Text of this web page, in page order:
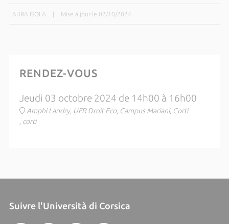
LAURA ISOLA Mise à jour le 02/10/2024
RENDEZ-VOUS
Jeudi 03 octobre 2024 de 14h00 à 16h00
Amphi Landry, UFR Droit Eco, Campus Mariani, Corti
, corti
Suivre l'Università di Corsica